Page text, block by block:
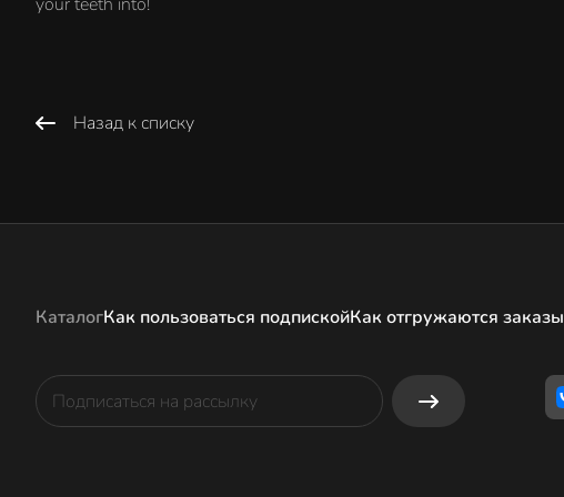
Назад к списку
КаталогКак пользоваться подпискойКак отгружаются заказы